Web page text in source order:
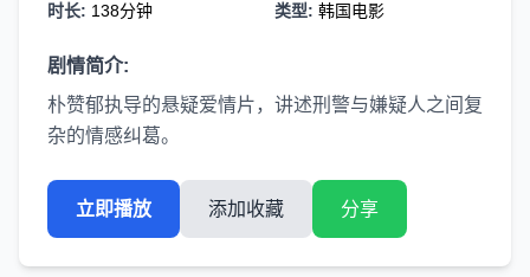
时长: 138分钟 类型: 韩国电影
剧情简介:
朴赞郁执导的悬疑爱情片，讲述刑警与嫌疑人之间复
杂的情感纠葛。
立即播放 添加收藏 分享